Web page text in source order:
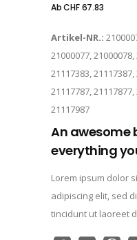
AbCHF67.83
Artikel-NR.:
21000077,
21117383,
21117787,
21117987
An awesome
everything
Lorem ipsum dolor
adipiscing elit, sed
tincidunt ut laoreet